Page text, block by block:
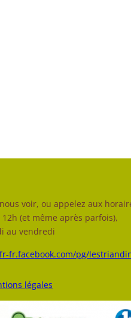
voir, ou appelez aux
12h (et même après parfois),
au vendredi
fr.facebook.com/pg/
légales